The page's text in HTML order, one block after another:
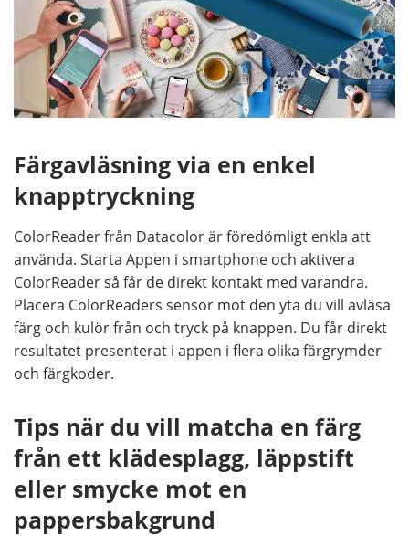
Färgavläsning via en enkel
knapptryckning
ColorReader från Datacolor är föredömligt enkla att
använda. Starta Appen i smartphone och aktivera
ColorReader så får de direkt kontakt med varandra.
Placera ColorReaders sensor mot den yta du vill avläsa
färg och kulör från och tryck på knappen. Du får direkt
resultatet presenterat i appen i flera olika färgrymder
och färgkoder.
Tips när du vill matcha en färg
från ett klädesplagg, läppstift
eller smycke mot en
pappersbakgrund